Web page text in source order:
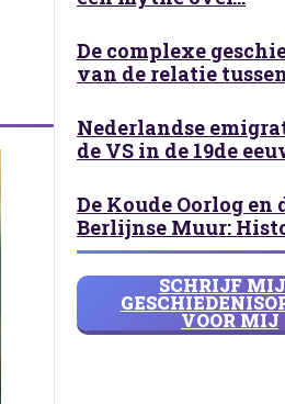
De complexe
van de relatie
Nederlandse
de VS in de 19de
De Koude Oorlog en
Berlijnse Muur:
SCHRIJF
VOOR MIJ